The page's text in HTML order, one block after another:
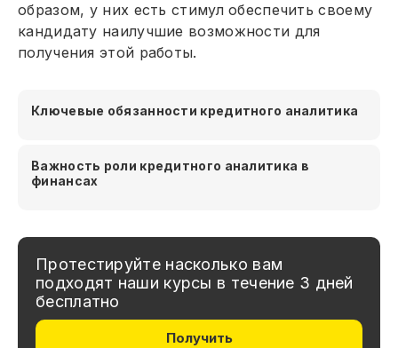
образом, у них есть стимул обеспечить своему
кандидату наилучшие возможности для
получения этой работы.
Ключевые обязанности кредитного аналитика
Важность роли кредитного аналитика в
финансах
Протестируйте насколько вам
подходят наши курсы в течение 3 дней
бесплатно
Получить